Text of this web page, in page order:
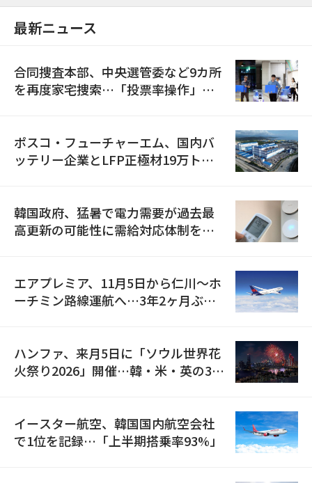
最新ニュース
合同捜査本部、中央選管委など9カ所
を再度家宅捜索…「投票率操作」の
ポスコ・フューチャーエム、国内バ
ッテリー企業とLFP正極材19万トン
韓国政府、猛暑で電力需要が過去最
高更新の可能性に需給対応体制を点
エアプレミア、11月5日から仁川〜ホ
ーチミン路線運航へ…3年2ヶ月ぶり
ハンファ、来月5日に「ソウル世界花
火祭り2026」開催…韓・米・英の3カ
イースター航空、韓国国内航空会社
で1位を記録…「上半期搭乗率93%」